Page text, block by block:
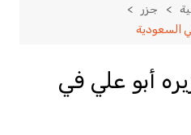
جزر
السعودية
أبو علي في